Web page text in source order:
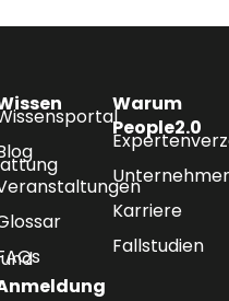
Warum
People2.0
Karriere
Fallstudien